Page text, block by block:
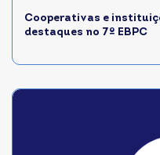
Cooperativas e
destaques no 7º EBPC